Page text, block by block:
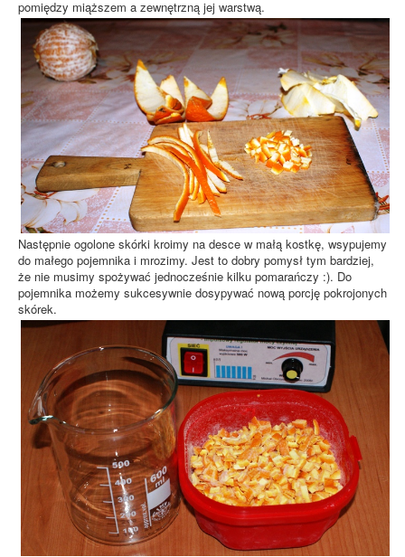
pomiędzy miąższem a zewnętrzną jej warstwą.
Następnie ogolone skórki kroimy na desce w małą kostkę, wsypujemy
do małego pojemnika i mrozimy. Jest to dobry pomysł tym bardziej,
że nie musimy spożywać jednocześnie kilku pomarańczy :). Do
pojemnika możemy sukcesywnie dosypywać nową porcję pokrojonych
skórek.